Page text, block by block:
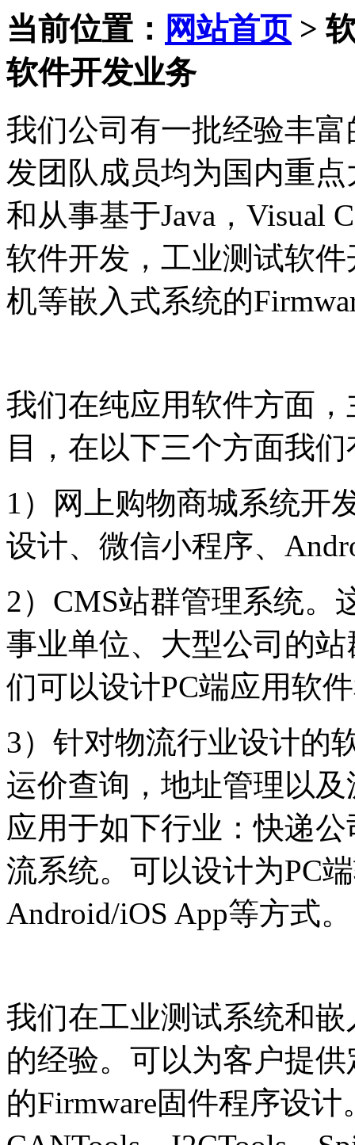
当前位置： 网站首页>
软件开发业务
我们公司有一批经验丰
发团队成员均为国内重
和从事基于Java，Visual
软件开发，工业测试软
机等嵌入式系统的
我们在纯应用软件方面
目，在以下三个方面我
1）网上购物商城系统开
设计、微信小程序、
2）CMS站群管理系统。
事业单位、大型公司的
们可以设计PC端应用软
3）针对物流行业设计的
运价查询，地址管理以
应用于如下行业：快递
流系统。可以设计为PC
Android/iOS App等方式。
我们在工业测试系统和
的经验。可以为客户提
的Firmware固件程序设